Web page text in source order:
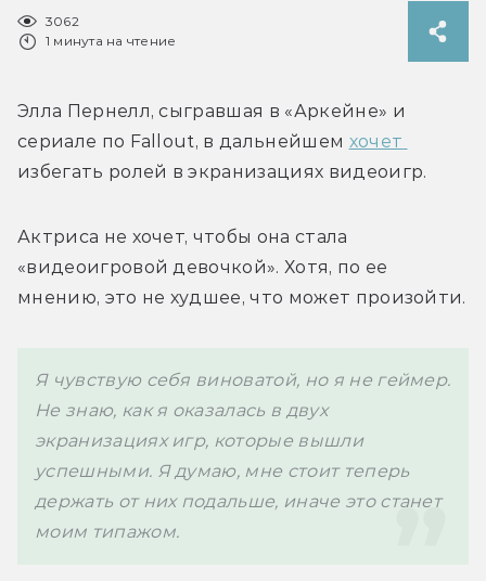
3062
1 минута на чтение
Элла Пернелл, сыгравшая в «Аркейне» и
сериале по Fallout, в дальнейшем
избегать ролей в экранизациях видеоигр.
Актриса не хочет, чтобы она стала
«видеоигровой девочкой». Хотя, по ее
Я чувствую себя виноватой, но я не геймер.
Не знаю, как я оказалась в двух
экранизациях игр, которые вышли
успешными. Я думаю, мне стоит теперь
держать от них подальше, иначе это станет
моим типажом.